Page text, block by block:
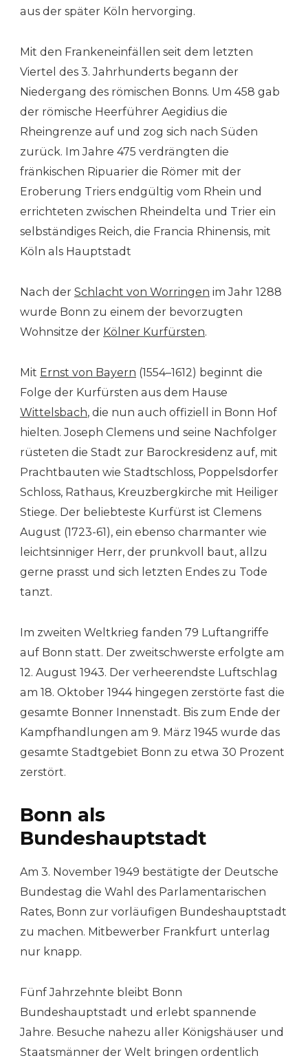
aus der später Köln hervorging.
Mit den Frankeneinfällen seit dem letzten
Viertel des 3. Jahrhunderts begann der
Niedergang des römischen Bonns. Um 458 gab
der römische Heerführer Aegidius die
Rheingrenze auf und zog sich nach Süden
zurück. Im Jahre 475 verdrängten die
fränkischen Ripuarier die Römer mit der
Eroberung Triers endgültig vom Rhein und
errichteten zwischen Rheindelta und Trier ein
selbständiges Reich, die Francia Rhinensis, mit
Köln als Hauptstadt
Nach der Schlacht von Worringen im Jahr 1288
wurde Bonn zu einem der bevorzugten
Wohnsitze der Kölner Kurfürsten.
Mit Ernst von Bayern (1554–1612) beginnt die
Folge der Kurfürsten aus dem Hause
Wittelsbach, die nun auch offiziell in Bonn Hof
hielten. Joseph Clemens und seine Nachfolger
rüsteten die Stadt zur Barockresidenz auf, mit
Prachtbauten wie Stadtschloss, Poppelsdorfer
Schloss, Rathaus, Kreuzbergkirche mit Heiliger
Stiege. Der beliebteste Kurfürst ist Clemens
August (1723-61), ein ebenso charmanter wie
leichtsinniger Herr, der prunkvoll baut, allzu
gerne prasst und sich letzten Endes zu Tode
tanzt.
Im zweiten Weltkrieg fanden 79 Luftangriffe
auf Bonn statt. Der zweitschwerste erfolgte am
12. August 1943. Der verheerendste Luftschlag
am 18. Oktober 1944 hingegen zerstörte fast die
gesamte Bonner Innenstadt. Bis zum Ende der
Kampfhandlungen am 9. März 1945 wurde das
gesamte Stadtgebiet Bonn zu etwa 30 Prozent
zerstört.
Bonn als
Bundeshauptstadt
Am 3. November 1949 bestätigte der Deutsche
Bundestag die Wahl des Parlamentarischen
Rates, Bonn zur vorläufigen Bundeshauptstadt
zu machen. Mitbewerber Frankfurt unterlag
nur knapp.
Fünf Jahrzehnte bleibt Bonn
Bundeshauptstadt und erlebt spannende
Jahre. Besuche nahezu aller Königshäuser und
Staatsmänner der Welt bringen ordentlich